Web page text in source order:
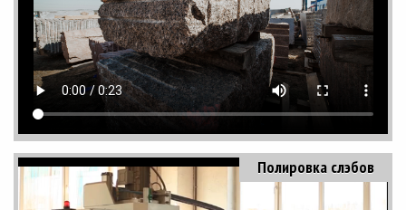
Полировка слэбов